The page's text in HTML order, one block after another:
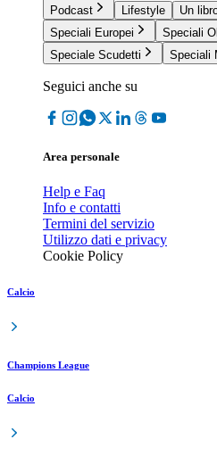
Podcast
Lifestyle
Un
Speciali Europei
Speciali
Speciale Scudetti
Speciali
Seguici anche su
Area personale
Help e Faq
Info e contatti
Termini del servizio
Utilizzo dati e privacy
Cookie Policy
Calcio
Champions League
Calcio